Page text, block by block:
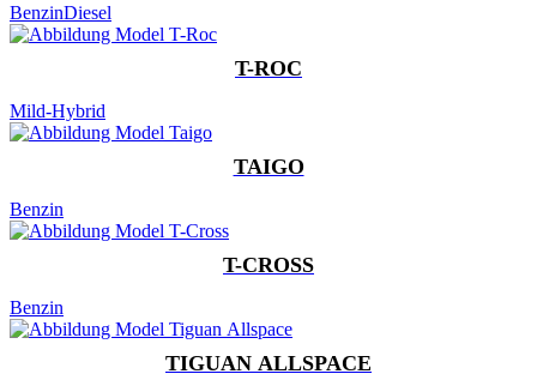
BenzinDiesel
T-ROC
Mild-Hybrid
TAIGO
Benzin
T-CROSS
Benzin
TIGUAN ALLSPACE